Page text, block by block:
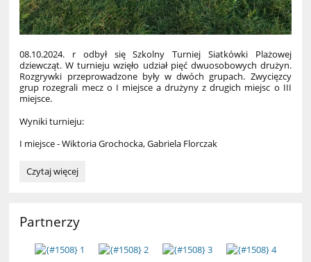
08.10.2024. r odbył się Szkolny Turniej Siatkówki Plażowej
dziewcząt. W turnieju wzięło udział pięć dwuosobowych drużyn.
Rozgrywki przeprowadzone były w dwóch grupach. Zwycięzcy
grup rozegrali mecz o I miejsce a drużyny z drugich miejsc o III
miejsce.
Wyniki turnieju:
I miejsce - Wiktoria Grochocka, Gabriela Florczak
Szkolny
dziewcząt:
Czytaj więcej
Partnerzy